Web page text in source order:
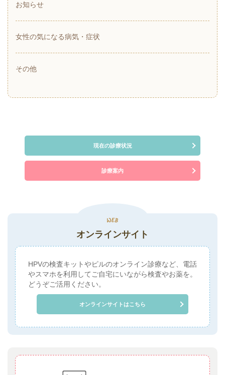
お知らせ
女性の気になる病気・症状
その他
現在の診療状況
診療案内
オンラインサイト
HPVの検査キットやピルのオンライン診療など、電話
やスマホを利用してご自宅にいながら検査やお薬を。
どうぞご活用ください。
オンラインサイトはこちら